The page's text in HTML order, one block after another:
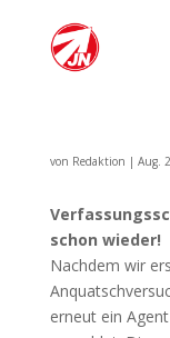
von Redaktion | Aug.
schon wieder!
Nachdem wir
erneut ein